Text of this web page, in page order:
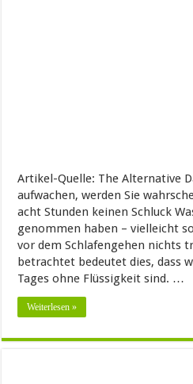
Artikel-Quelle: The Alternative
aufwachen, werden Sie
acht Stunden keinen Schluck
genommen haben – vielleicht
vor dem Schlafengehen nichts
betrachtet bedeutet dies, dass
Tages ohne Flüssigkeit sind. …
Weiterlesen »